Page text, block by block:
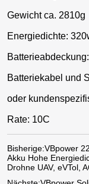
Gewicht ca. 2810g
Energiedichte:
Batteriekabel und
oder
Rate: 10C
Bisherige:VBpower
Akku Hohe
Drohne UAV, eVTol,